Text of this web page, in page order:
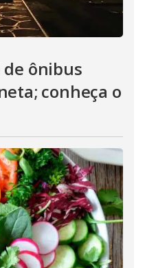
ônibus
conheça o